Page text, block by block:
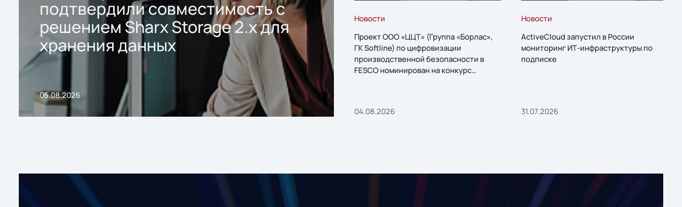
подтвердили совместимость с
решением Sharx Storage 2.x для
хранения данных
05.08.2026
Новости
Проект ООО «ЦЦТ» (Группа «Борлас»,
ГК Softline) по цифровизации
производственной безопасности в
FESCO номинирован на конкурс
04.08.2026
Новости
ActiveCloud запустил в России
мониторинг ИТ-инфраструктуры по
подписке
31.07.2026